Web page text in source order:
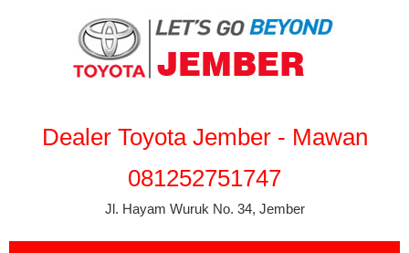
Dealer Toyota Jember - Mawan
081252751747
Jl. Hayam Wuruk No. 34, Jember